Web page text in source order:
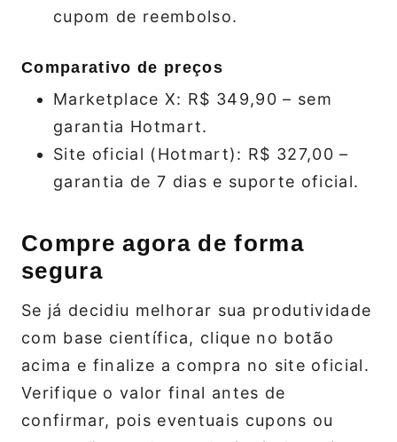
cupom de reembolso.
Comparativo de preços
Marketplace X: R$ 349,90 – sem
garantia Hotmart.
Site oficial (Hotmart): R$ 327,00 –
garantia de 7 dias e suporte oficial.
Compre agora de forma
segura
Se já decidiu melhorar sua produtividade
com base científica, clique no botão
acima e finalize a compra no site oficial.
Verifique o valor final antes de
confirmar, pois eventuais cupons ou